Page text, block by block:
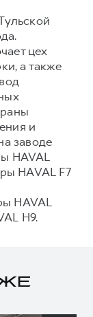
цех
а также
и
заводе
HAVAL
HAVAL F7
HAVAL
H9.